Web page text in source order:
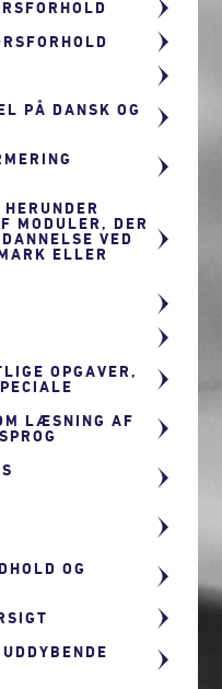
PÅ DANSK OG
MODULER, DER
VED
ELLER
OPGAVER,
LÆSNING AF
OG